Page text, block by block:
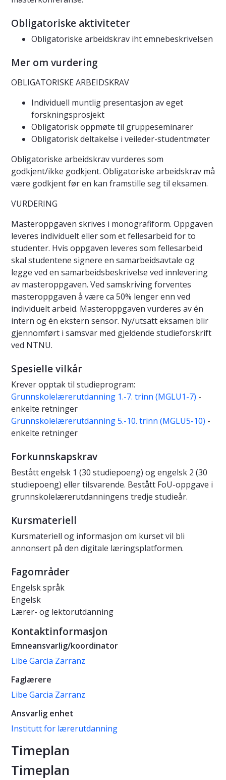
Obligatoriske aktiviteter
Obligatoriske arbeidskrav iht emnebeskrivelsen
Mer om vurdering
OBLIGATORISKE ARBEIDSKRAV
Individuell muntlig presentasjon av eget
forskningsprosjekt
Obligatorisk oppmøte til gruppeseminarer
Obligatorisk deltakelse i veileder-studentmøter
Obligatoriske arbeidskrav vurderes som
godkjent/ikke godkjent. Obligatoriske arbeidskrav må
være godkjent før en kan framstille seg til eksamen.
VURDERING
Masteroppgaven skrives i monografiform. Oppgaven
leveres individuelt eller som et fellesarbeid for to
studenter. Hvis oppgaven leveres som fellesarbeid
skal studentene signere en samarbeidsavtale og
legge ved en samarbeidsbeskrivelse ved innlevering
av masteroppgaven. Ved samskriving forventes
masteroppgaven å være ca 50% lenger enn ved
individuelt arbeid. Masteroppgaven vurderes av én
intern og én ekstern sensor. Ny/utsatt eksamen blir
gjennomført i samsvar med gjeldende studieforskrift
ved NTNU.
Spesielle vilkår
Krever opptak til studieprogram:
Grunnskolelærerutdanning 1.-7. trinn (MGLU1-7) -
enkelte retninger
Grunnskolelærerutdanning 5.-10. trinn (MGLU5-10) -
enkelte retninger
Forkunnskapskrav
Bestått engelsk 1 (30 studiepoeng) og engelsk 2 (30
studiepoeng) eller tilsvarende. Bestått FoU-oppgave i
grunnskolelærerutdanningens tredje studieår.
Kursmateriell
Kursmateriell og informasjon om kurset vil bli
annonsert på den digitale læringsplatformen.
Fagområder
Engelsk språk
Engelsk
Lærer- og lektorutdanning
Kontaktinformasjon
Emneansvarlig/koordinator
Libe Garcia Zarranz
Faglærere
Libe Garcia Zarranz
Ansvarlig enhet
Institutt for lærerutdanning
Timeplan
Timeplan